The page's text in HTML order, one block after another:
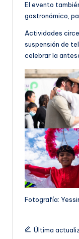
El evento
gastronómico,
Actividades
suspensión de
celebrar la
Fotografía:
Última